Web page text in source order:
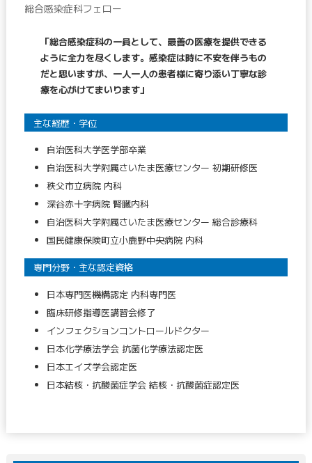
総合感染症科フェロー
「総合感染症科の一員として、最善の医療を提供できる
ように全力を尽くします。感染症は時に不安を伴うもの
だと思いますが、一人一人の患者様に寄り添い丁寧な診
療を心がけてまいります」
主な経歴・学位
自治医科大学医学部卒業
自治医科大学附属さいたま医療センター 初期研修医
秩父市立病院 内科
深谷赤十字病院 腎臓内科
自治医科大学附属さいたま医療センター 総合診療科
国民健康保険町立小鹿野中央病院 内科
専門分野・主な認定資格
日本専門医機構認定 内科専門医
臨床研修指導医講習会修了
インフェクションコントロールドクター
日本化学療法学会 抗菌化学療法認定医
日本エイズ学会認定医
日本結核・抗酸菌症学会 結核・抗酸菌症認定医